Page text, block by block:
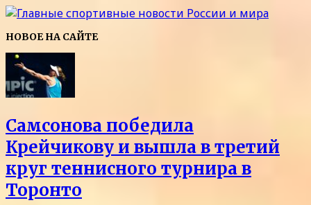
НОВОЕ НА САЙТЕ
Самсонова победила
Крейчикову и вышла в третий
круг теннисного турнира в
Торонто